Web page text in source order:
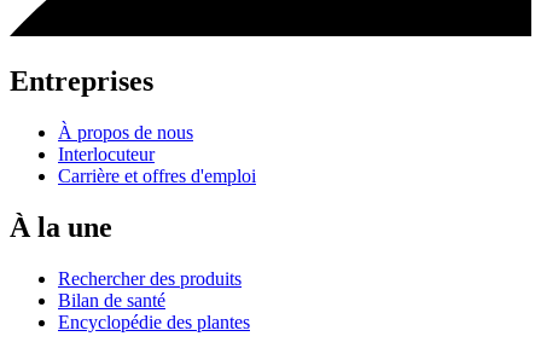
Entreprises
À propos de nous
Interlocuteur
Carrière et offres d'emploi
À la une
Rechercher des produits
Bilan de santé
Encyclopédie des plantes